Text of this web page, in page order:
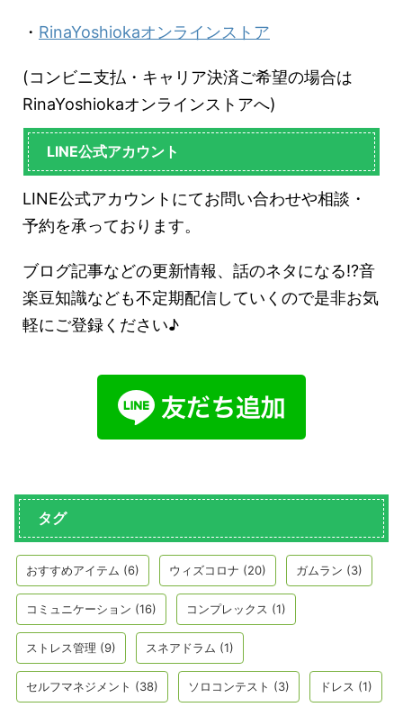
・ RinaYoshiokaオンラインストア
(コンビニ支払・キャリア決済ご希望の場合は
RinaYoshiokaオンラインストアへ)
LINE公式アカウント
LINE公式アカウントにてお問い合わせや相談・
予約を承っております。
ブログ記事などの更新情報、話のネタになる!?音
楽豆知識なども不定期配信していくので是非お気
軽にご登録ください♪
タグ
おすすめアイテム (6) ウィズコロナ (20) ガムラン (3)
コミュニケーション (16) コンプレックス (1)
ストレス管理 (9) スネアドラム (1)
セルフマネジメント (38) ソロコンテスト (3) ドレス (1)